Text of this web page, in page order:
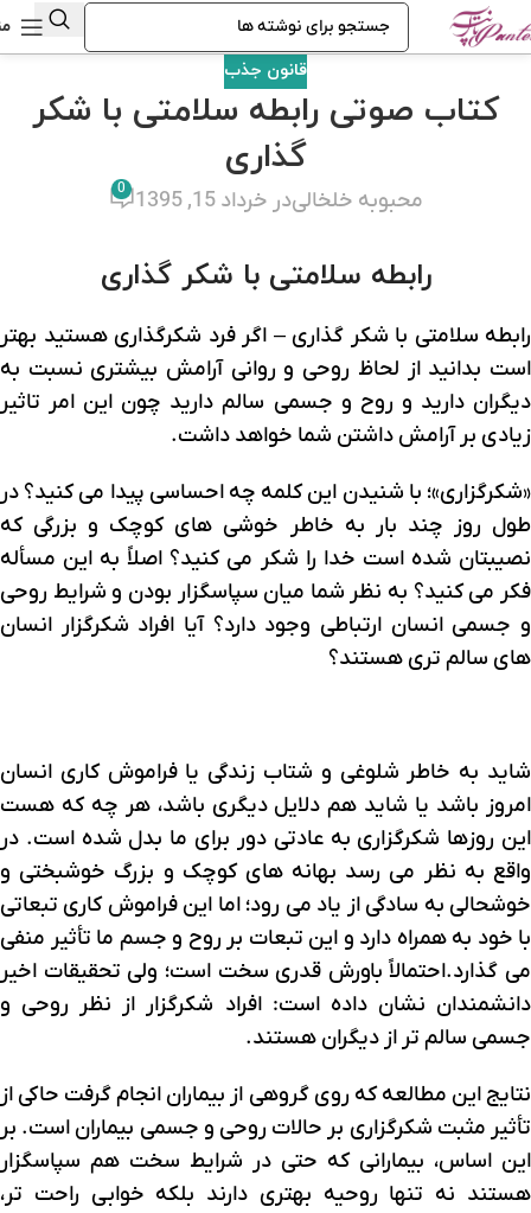
قانون جذب
کتاب صوتی رابطه سلامتی با شکر
گذاری
محبوبه خلخالیدر خرداد 15, 1395 0
رابطه سلامتی با شکر گذاری
رابطه سلامتی با شکر گذاری – اگر فرد شکرگذاری هستید بهتر
است بدانید از لحاظ روحی و روانی آرامش بیشتری نسبت به
دیگران دارید و روح و جسمی سالم دارید چون این امر تاثیر
زیادی بر آرامش داشتن شما خواهد داشت.
«شکرگزاری»؛ با شنیدن این کلمه چه احساسی پیدا می کنید؟ در
طول روز چند بار به خاطر خوشی های کوچک و بزرگی که
نصیبتان شده است خدا را شکر می کنید؟ اصلاً به این مسأله
فکر می کنید؟ به نظر شما میان سپاسگزار بودن و شرایط روحی
و جسمی انسان ارتباطی وجود دارد؟ آیا افراد شکرگزار انسان
های سالم تری هستند؟
شاید به خاطر شلوغی و شتاب زندگی یا فراموش کاری انسان
امروز باشد یا شاید هم دلایل دیگری باشد، هر چه که هست
این روزها شکرگزاری به عادتی دور برای ما بدل شده است. در
واقع به نظر می رسد بهانه های کوچک و بزرگ خوشبختی و
خوشحالی به سادگی از یاد می رود؛ اما این فراموش کاری تبعاتی
با خود به همراه دارد و این تبعات بر روح و جسم ما تأثیر منفی
می گذارد.احتمالاً باورش قدری سخت است؛ ولی تحقیقات اخیر
دانشمندان نشان داده است: افراد شکرگزار از نظر روحی و
جسمی سالم تر از دیگران هستند.
نتایج این مطالعه که روی گروهی از بیماران انجام گرفت حاکی از
تأثیر مثبت شکرگزاری بر حالات روحی و جسمی بیماران است. بر
این اساس، بیمارانی که حتی در شرایط سخت هم سپاسگزار
هستند نه تنها روحیه بهتری دارند بلکه خوابی راحت تر،